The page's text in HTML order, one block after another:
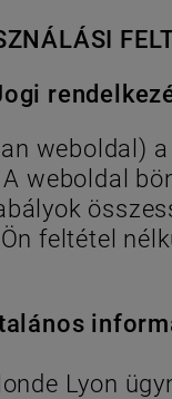
weboldal)
weboldal
feltétel
Lyon